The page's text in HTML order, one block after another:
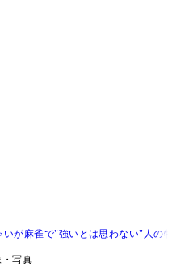
が麻雀で"強いとは思わない"人の
・写真